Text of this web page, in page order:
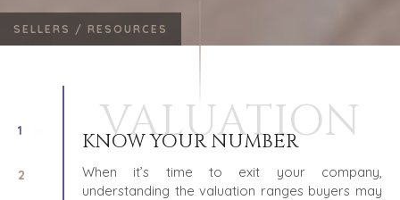
SELLERS / RESOURCES
1
2
VALUATION
KNOW YOUR NUMBER
When it’s time to exit your company,
understanding the valuation ranges buyers may